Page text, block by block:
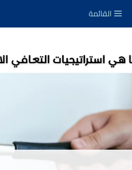
القائمة